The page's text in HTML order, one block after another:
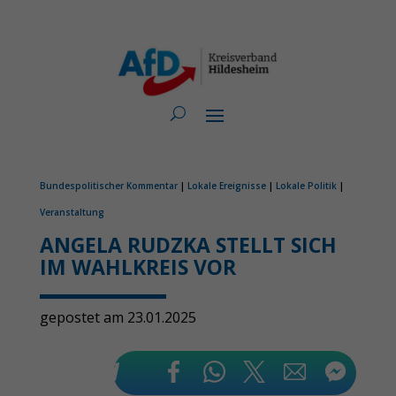
Bundespolitischer Kommentar| Lokale Ereignisse| Lokale Politik |
Veranstaltung
ANGELA RUDZKA STELLT SICH
IM WAHLKREIS VOR
gepostet am 23.01.2025